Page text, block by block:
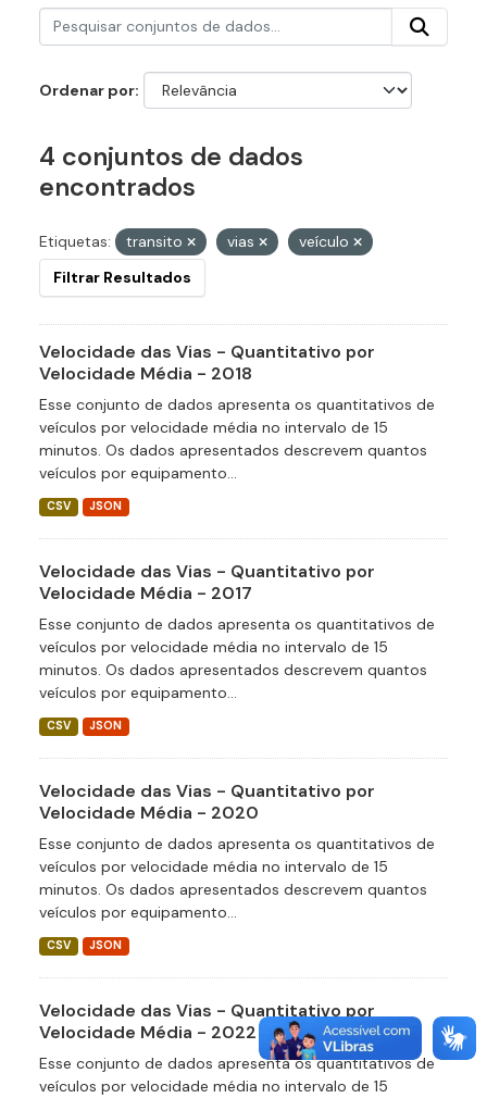
Ordenar por
4 conjuntos de dados
encontrados
Etiquetas: transito vias
veículo
Filtrar Resultados
Velocidade das Vias - Quantitativo por
Velocidade Média - 2018
Esse conjunto de dados apresenta os quantitativos de
veículos por velocidade média no intervalo de 15
minutos. Os dados apresentados descrevem quantos
veículos por equipamento...
CSV JSON
Velocidade das Vias - Quantitativo por
Velocidade Média - 2017
Esse conjunto de dados apresenta os quantitativos de
veículos por velocidade média no intervalo de 15
minutos. Os dados apresentados descrevem quantos
veículos por equipamento...
CSV JSON
Velocidade das Vias - Quantitativo por
Velocidade Média - 2020
Esse conjunto de dados apresenta os quantitativos de
veículos por velocidade média no intervalo de 15
minutos. Os dados apresentados descrevem quantos
veículos por equipamento...
CSV JSON
Velocidade das Vias - Quantitativo por
Velocidade Média - 2022
Esse conjunto de dados apresenta os quantitativos de
veículos por velocidade média no intervalo de 15